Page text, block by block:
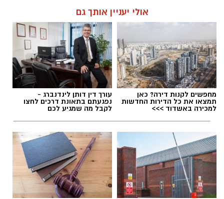
אולי יעניין אותך גם
מחפשים לקנות דירה? כאן
תמצאו את כל הדירות החדשות
למכירה באשדוד >>>
עורך דין דותן לינדנברג -
נפגעתם בתאונת דרכים לחצו
לקבל מה שמגיע לכם